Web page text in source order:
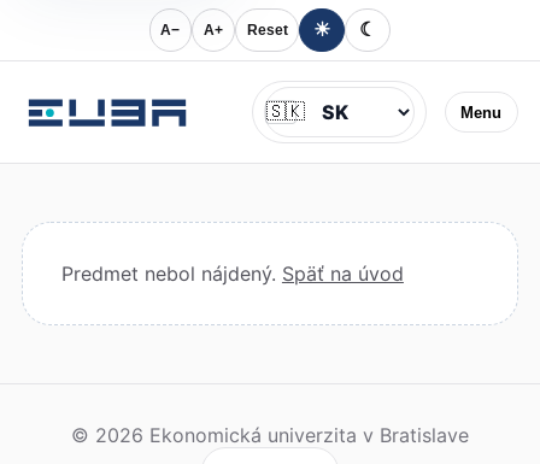
A− A+ Reset ☀ ☾
Menu
Jazyk
🇸🇰
Predmet nebol nájdený. Späť na úvod
© 2026 Ekonomická univerzita v Bratislave